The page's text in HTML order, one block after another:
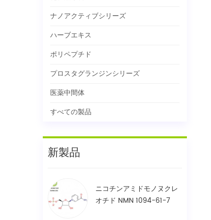
ナノアクティブシリーズ
ハーブエキス
ポリペプチド
プロスタグランジンシリーズ
医薬中間体
すべての製品
新製品
ニコチンアミドモノヌクレ
オチド NMN 1094-61-7